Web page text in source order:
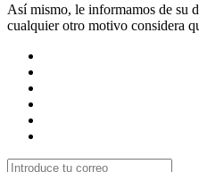
Así mismo, le informamos de su
cualquier otro motivo considera